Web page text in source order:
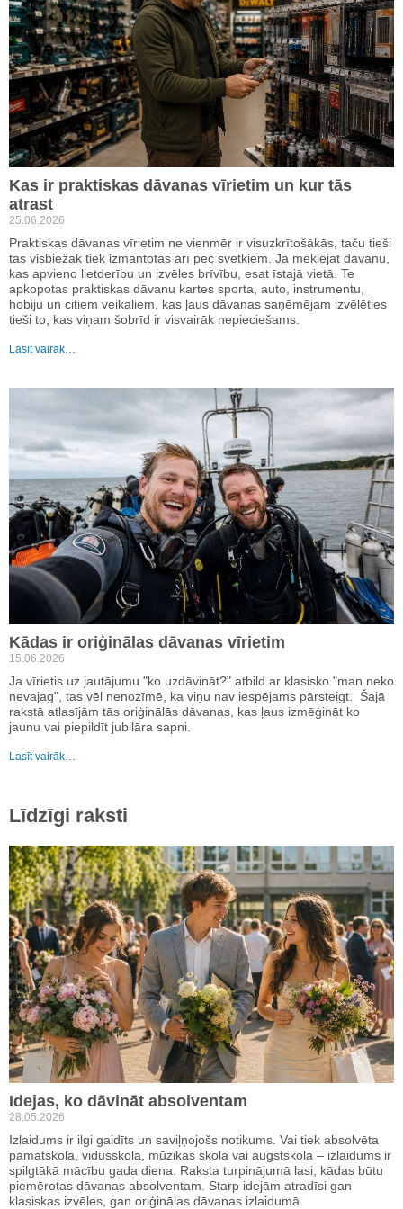
Kas ir praktiskas dāvanas vīrietim un kur tās
atrast
25.06.2026
Praktiskas dāvanas vīrietim ne vienmēr ir visuzkrītošākās, taču tieši
tās visbiežāk tiek izmantotas arī pēc svētkiem. Ja meklējat dāvanu,
kas apvieno lietderību un izvēles brīvību, esat īstajā vietā. Te
apkopotas praktiskas dāvanu kartes sporta, auto, instrumentu,
hobiju un citiem veikaliem, kas ļaus dāvanas saņēmējam izvēlēties
tieši to, kas viņam šobrīd ir visvairāk nepieciešams.
Lasīt vairāk…
Kādas ir oriģinālas dāvanas vīrietim
15.06.2026
Ja vīrietis uz jautājumu "ko uzdāvināt?" atbild ar klasisko "man neko
nevajag", tas vēl nenozīmē, ka viņu nav iespējams pārsteigt. Šajā
rakstā atlasījām tās oriģinālās dāvanas, kas ļaus izmēģināt ko
jaunu vai piepildīt jubilāra sapni.
Lasīt vairāk…
Līdzīgi raksti
Idejas, ko dāvināt absolventam
28.05.2026
Izlaidums ir ilgi gaidīts un saviļņojošs notikums. Vai tiek absolvēta
pamatskola, vidusskola, mūzikas skola vai augstskola – izlaidums ir
spilgtākā mācību gada diena. Raksta turpinājumā lasi, kādas būtu
piemērotas dāvanas absolventam. Starp idejām atradīsi gan
klasiskas izvēles, gan oriģinālas dāvanas izlaidumā.